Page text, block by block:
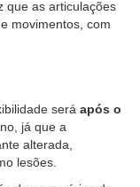
que as articulações
movimentos, com
será após o
já que a
alterada,
lesões.